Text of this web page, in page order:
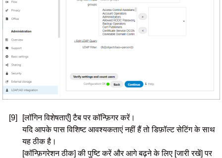
[9]
[लॉगिन विशेषताएँ] टैब पर कॉन्फ़िगर करें।
यदि आपके पास विशिष्ट आवश्यकताएं नहीं हैं तो डिफ़ॉल्ट सेटिंग के साथ
यह ठीक है।
[कॉन्फ़िगरेशन ठीक] की पुष्टि करें और आगे बढ़ने के लिए [जारी रखें] पर